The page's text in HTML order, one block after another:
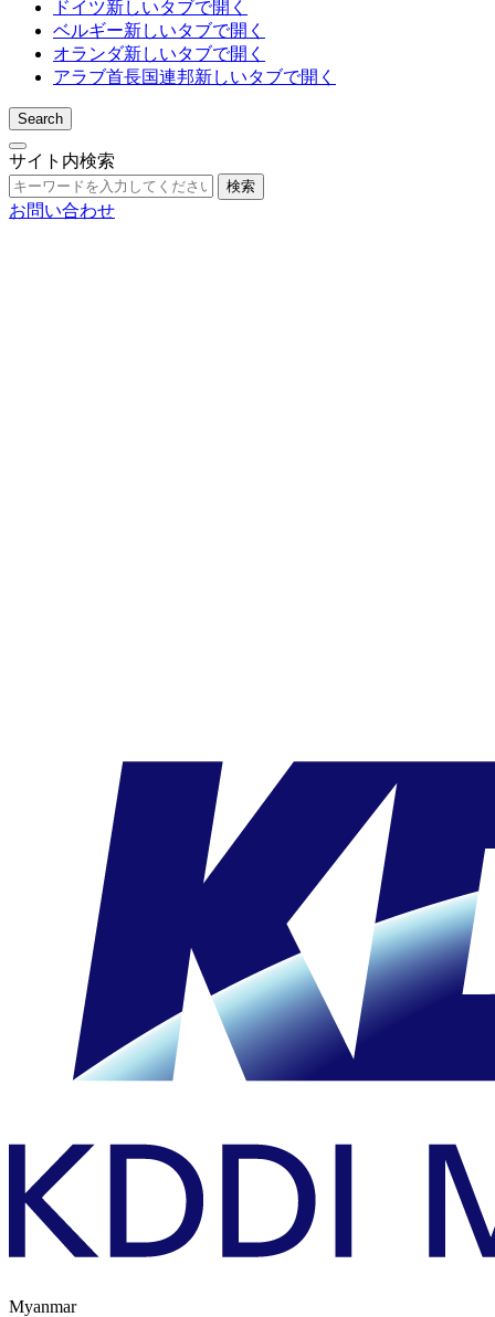
ドイツ新しいタブで開く
ベルギー新しいタブで開く
オランダ新しいタブで開く
アラブ首長国連邦新しいタブで開く
Search
サイト内検索
検索
お問い合わせ
Myanmar